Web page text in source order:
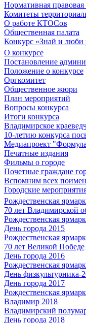
Нормативная правовая
Комитеты
О работе КТОСов
Общественная палата
Конкурс «Знай и
О конкурсе
Постановление
Положение о конкурсе
Оргкомитет
Общественное жюри
План мероприятий
Вопросы конкурса
Итоги конкурса
Владимирское
10-летию конкурса
Медиапроект
Печатные издания
Фильмы о городе
Почетные граждане
Вспомним всех
Городские
Рождественская
70 лет Владимирской
Рождественская
День города 2015
Рождественская
70 лет Великой Победе
День города 2016
Рождественская
День физкультурника-
День города 2017
Рождественская
Владимир 2018
Владимирский
День города 2018